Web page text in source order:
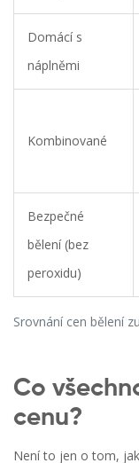
Srovnání cen bělení
Domácí s
náplněmi
Kombinované
Bezpečné
bělení (bez
peroxidu)
Co
cenu?
Není to jen o tom,